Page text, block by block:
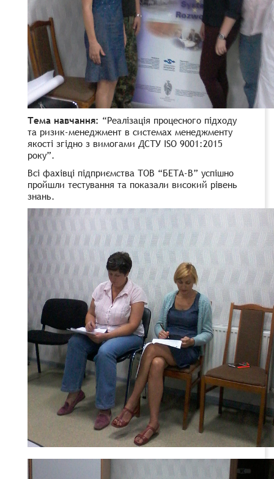
Тема навчання: “Реалізація процесного підходу
та ризик-менеджмент в системах менеджменту
якості згідно з вимогами ДСТУ ISO 9001:2015
року”.
Всі фахівці підприємства ТОВ “БЕТА-В” успішно
пройшли тестування та показали високий рівень
знань.